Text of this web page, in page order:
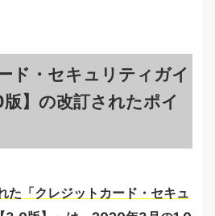
ド・セキュリティガイ
】の改訂されたポイ
「クレジットカード・セキュ